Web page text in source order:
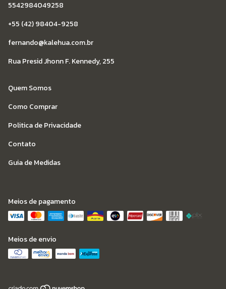
5542984049258
+55 (42) 98404-9258
fernando@kalehua.com.br
Rua Presid Jhonn F. Kennedy, 255
Quem Somos
Como Comprar
Politica de Privacidade
Contato
Guia de Medidas
Meios de pagamento
Meios de envio